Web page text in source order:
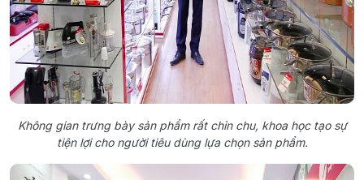
Không gian trưng bày sản phẩm rất chỉn chu, khoa học tạo sự
tiện lợi cho người tiêu dùng lựa chọn sản phẩm.